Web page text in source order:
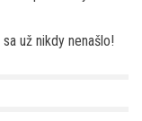
už nikdy nenašlo!